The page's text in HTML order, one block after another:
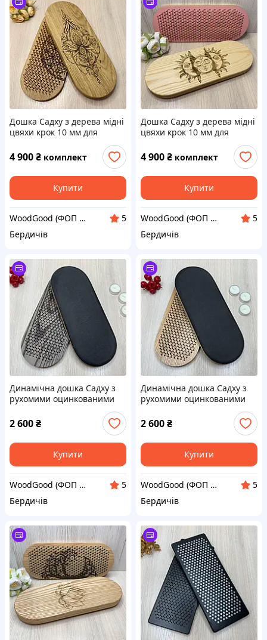
Дошка Садху з дерева мідні
цвяхи крок 10 мм для
новачків 35х14 см. Sadhu
board для йоги. Садху від
виробника
4 900₴ комплект
Купити
WoodGood (ФОП Овчар Олена Володимирівна)
5
Бердичів
Дошка Садху з дерева мідні
цвяхи крок 10 мм для
новачків 35х14 см. Sadhu
board від виробника.
Дошка для йоги
4 900₴ комплект
Купити
WoodGood (ФОП Овчар Олена Володимирівна)
5
Бердичів
Динамічна дошка Садху з
рухомими оцинкованими
дерев’яна для стояння на
цвяхах для новачків
2 600₴
Купити
WoodGood (ФОП Овчар Олена Володимирівна)
5
Бердичів
Динамічна дошка Садху з
рухомими оцинкованими
дерев’яна для стояння на
цвяхах для новачків
2 600₴
Купити
WoodGood (ФОП Овчар Олена Володимирівна)
5
Бердичів